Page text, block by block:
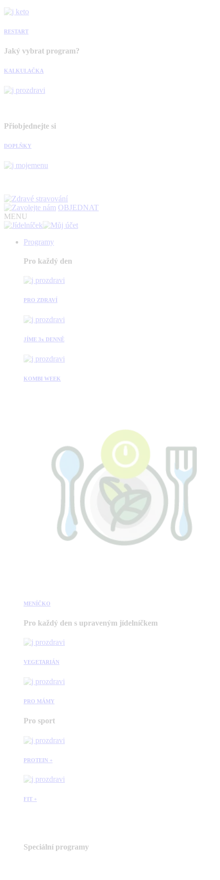
RESTART
Jaký vybrat program?
KALKULAČKA
Přiobjednejte si
DOPLŇKY
OBJEDNAT
MENU
Programy
Pro každý den
PRO ZDRAVÍ
JÍME 3x DENNĚ
KOMBI WEEK
MENÍČKO
Pro každý den s upraveným jídelníčkem
VEGETARIÁN
PRO MÁMY
Pro sport
PROTEIN +
FIT +
Speciální programy